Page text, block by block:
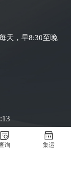
询 集运
天，早8:30至晚
有粤ICP备19088004号-1